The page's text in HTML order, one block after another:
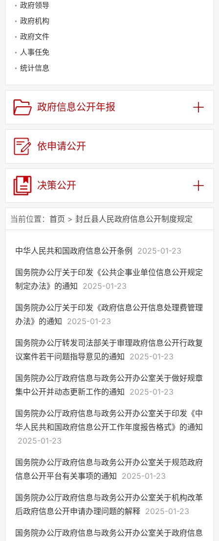
政府领导
政府机构
政府文件
人事任免
统计信息
政务信息
政府信息公开目录
权责清单
财政预决算
政府会议
三定规定
公务员招考
许可/对外管理服务
处罚强制信息
建议提案办理结果公示
政府集中采购
政策解读
农机补贴
公共设施
规划信息
重大决策预公开
决策公开
涉企收费目录清单
政府信息公开年报
依申请公开
决策公开
当前位置： 首页 > 封丘县人民政府信息公开制度规定
中华人民共和国政府信息公开条例 2025-01-23
国务院办公厅关于印发《公共企事业单位信息公开规定
制定办法》的通知 2025-01-23
国务院办公厅关于印发《政府信息公开信息处理费管理
办法》的通知 2025-01-23
国务院办公厅转发司法部关于审理政府信息公开行政复
议案件若干问题指导意见的通知 2025-01-23
国务院办公厅政府信息与政务公开办公室关于做好规章
集中公开并动态更新工作的通知 2025-01-23
国务院办公厅政府信息与政务公开办公室关于印发《中
华人民共和国政府信息公开工作年度报告格式》的通知
2025-01-23
国务院办公厅政府信息与政务公开办公室关于规范政府
信息公开平台有关事项的通知 2025-01-23
国务院办公厅政府信息与政务公开办公室关于机构改革
后政府信息公开申请办理问题的解释 2025-01-23
国务院办公厅政府信息与政务公开办公室关于政府信息